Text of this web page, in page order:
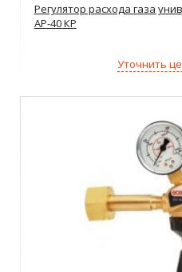
Регулятор расхода газа
АР-40 КР
Уточнить